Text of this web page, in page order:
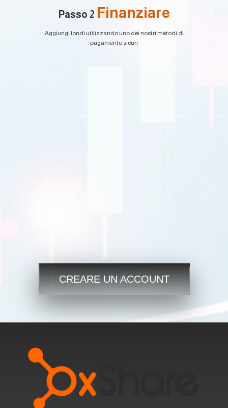
Passo 2 Finanziare
Aggiungi fondi utilizzando uno dei nostri metodi di
pagamento sicuri
CREARE UN ACCOUNT